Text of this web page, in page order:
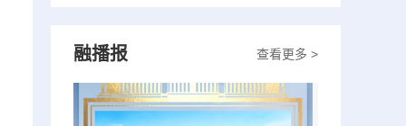
查看更多 >
融播报